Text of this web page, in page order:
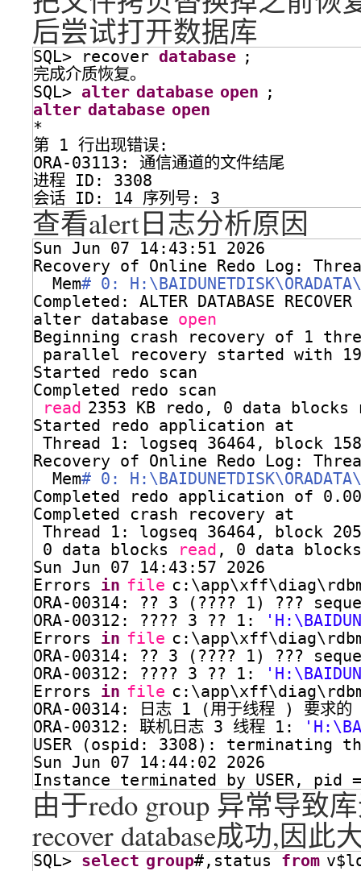
后尝试打开数据库
SQL> recover database ;
完成介质恢复。
SQL> alter database open ;
alter database open
*
第 1 行出现错误:
ORA-03113: 通信通道的文件结尾
进程 ID: 3308
会话 ID: 14 序列号: 3
查看alert日志分析原因
Sun Jun 07 14:43:51 2026
Recovery of Online Redo Log:
Mem# 0:
Completed: ALTER DATABASE
alter database open
Beginning crash recovery of 1
parallel recovery started with 19
Started redo scan
Completed redo scan
read 2353 KB redo, 0 data blocks
Started redo application at
Thread 1: logseq 36464, block
Recovery of Online Redo Log:
Mem# 0:
Completed redo application of
Completed crash recovery at
Thread 1: logseq 36464, block
0 data blocks
read , 0 data
Sun Jun 07 14:43:57 2026
Errors in file
ORA-00314: ?? 3 (???? 1) ???
ORA-00312: ???? 3 ?? 1:
Errors in file
ORA-00314: ?? 3 (???? 1) ???
ORA-00312: ???? 3 ?? 1:
Errors in file
ORA-00314: 日志 1 (用于线程 ) 要求的
ORA-00312: 联机日志 3 线程 1:
USER (ospid: 3308): terminating
Sun Jun 07 14:44:02 2026
Instance terminated by USER, pid
由于redo group 异常导致
recover database成功,因此
SQL> select group#,status from